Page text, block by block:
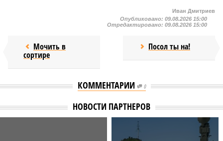
Иван Дмитриев
Опубликовано: 09.08.2026 15:00
Отредактировано: 09.08.2026 15:00
Мочить в
сортире
Посол ты на!
КОММЕНТАРИИ 0
НОВОСТИ ПАРТНЕРОВ